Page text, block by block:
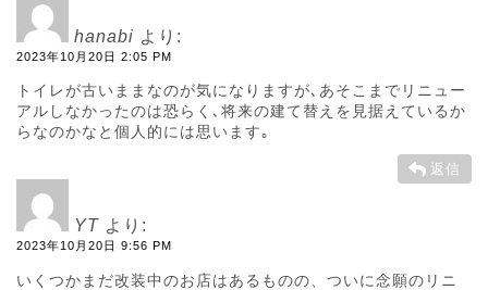
hanabi より:
2023年10月20日 2:05 PM
トイレが古いままなのが気になりますが､あそこまでリニュー
アルしなかったのは恐らく､将来の建て替えを見据えているか
らなのかなと個人的には思います｡
返信
YT より:
2023年10月20日 9:56 PM
いくつかまだ改装中のお店はあるものの、ついに念願のリニ